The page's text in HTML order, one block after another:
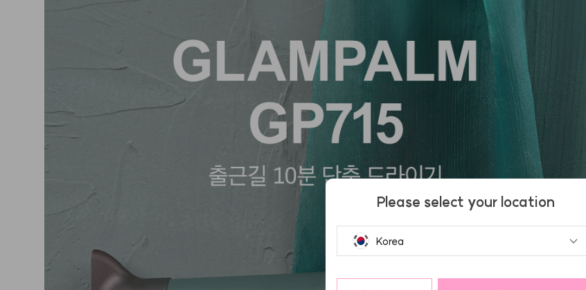
Please select your location
Korea